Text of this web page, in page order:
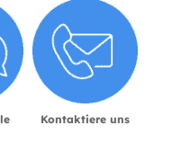
Kontaktiere uns